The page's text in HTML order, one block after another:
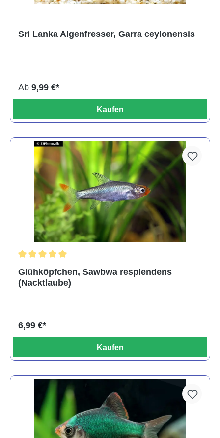
Sri Lanka Algenfresser, Garra ceylonensis
Ab 9,99 €*
Kaufen
Glühköpfchen, Sawbwa resplendens
(Nacktlaube)
6,99 €*
Kaufen